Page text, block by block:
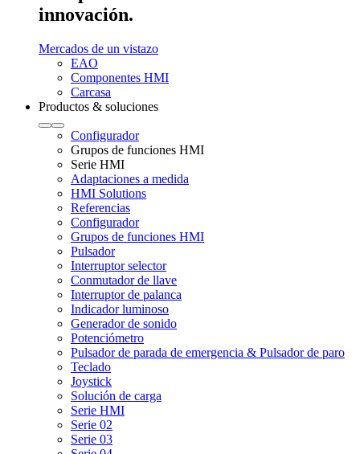
innovación.
Mercados de un vistazo
EAO
Componentes HMI
Carcasa
Productos & soluciones
Configurador
Grupos de funciones HMI
Serie HMI
Adaptaciones a medida
HMI Solutions
Referencias
Configurador
Grupos de funciones HMI
Pulsador
Interruptor selector
Conmutador de llave
Interruptor de palanca
Indicador luminoso
Generador de sonido
Potenciómetro
Pulsador de parada de emergencia & Pulsador de paro
Teclado
Joystick
Solución de carga
Serie HMI
Serie 02
Serie 03